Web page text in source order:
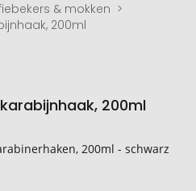
& mokken
200ml
200ml